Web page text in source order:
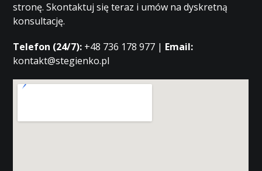
stronę. Skontaktuj się teraz i umów na dyskretną
konsultację.
Telefon (24/7): +48 736 178 977 | Email:
kontakt@stegienko.pl